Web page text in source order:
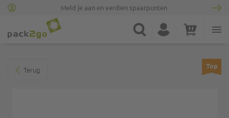
Meld je aan en verdien spaarpunten
Ga naar homepagina
Zoek Account Winkelwagen
Terug Top